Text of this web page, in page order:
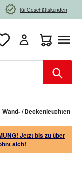
für Geschäftskunden
Wand- / Deckenleuchten
Jetzt bis zu über
sich!